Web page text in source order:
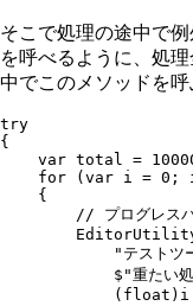
そこで処理の途中で
を呼べるように、処
中でこのメソッドを呼
try
{
    var
total =
    for
( var i = 0 ;
    {
// プログレス
            "
テストツ
            $"
重たい
            (
float )i